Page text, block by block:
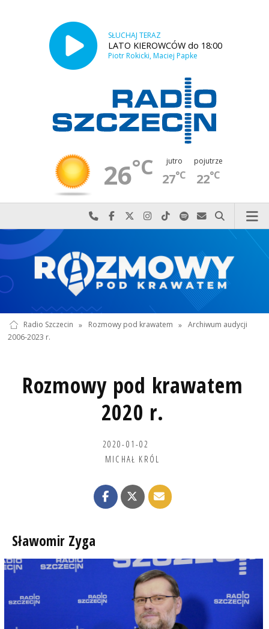
SŁUCHAJ TERAZ
LATO KIEROWCÓW do 18:00
Piotr Rokicki, Maciej Papke
26°C jutro
27°C
pojutrze
22°C
Najlepiej po prostu do nas zadzwoń
Odwiedź nas na Facebook-u
Odwiedź nas na X
Odwiedź nas na Instagram-ie
Odwiedź nas na TikTok-u
Szukaj nas na Spotify
Wyślij do nas
Szukaj
Radio Szczecin » Rozmowy pod krawatem » Archiwum audycji
2006-2023 r.
Rozmowy pod krawatem
2020 r.
2020-01-02
MICHAŁ KRÓL
Sławomir Zyga